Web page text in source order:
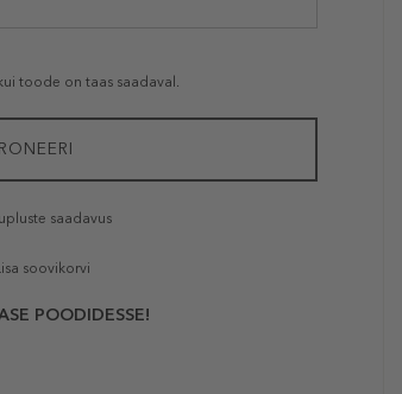
kui toode on taas saadaval.
saadavus
soovikorvi
POODIDESSE!